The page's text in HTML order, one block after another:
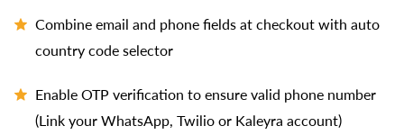
Combine email and phone fields at checkout with auto
country code selector
Enable OTP verification to ensure valid phone number
(Link your WhatsApp, Twilio or Kaleyra account)